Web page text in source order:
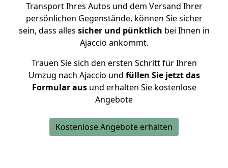
Transport Ihres Autos und dem Versand Ihrer
persönlichen Gegenstände, können Sie sicher
sein, dass alles sicher und pünktlich bei Ihnen in
Ajaccio ankommt.
Trauen Sie sich den ersten Schritt für Ihren
Umzug nach Ajaccio und füllen Sie jetzt das
Formular ausund erhalten Sie kostenlose
Angebote
Kostenlose Angebote erhalten